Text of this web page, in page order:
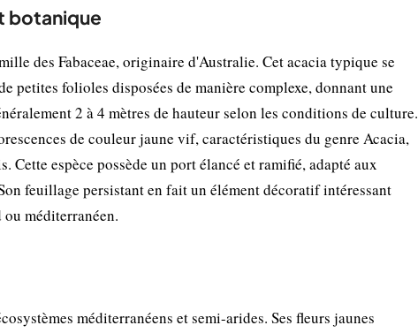
botanique
des Fabaceae, originaire d'Australie. Cet acacia typique se
petites folioles disposées de manière complexe, donnant une
2 à 4 mètres de hauteur selon les conditions de culture.
de couleur jaune vif, caractéristiques du genre Acacia,
Cette espèce possède un port élancé et ramifié, adapté aux
feuillage persistant en fait un élément décoratif intéressant
méditerranéen.
méditerranéens et semi-arides. Ses fleurs jaunes